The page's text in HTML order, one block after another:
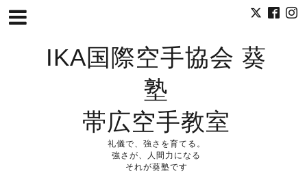
IKA国際空手協会 葵
塾
帯広空手教室
礼儀で、強さを育てる。
強さが、人間力になる
それが葵塾です